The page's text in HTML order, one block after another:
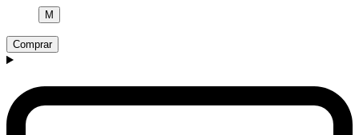
M
Comprar